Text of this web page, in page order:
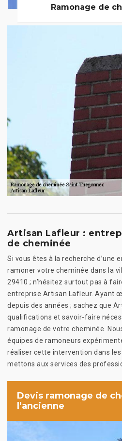
Ramonage de
Artisan Lafleur :
de cheminée
Si vous êtes à la recherche d’une
ramoner votre cheminée dans la
29410 ; n’hésitez surtout pas à
entreprise Artisan Lafleur. Ayant
depuis des années ; sachez que
qualifications et savoir-faire
ramonage de votre cheminée.
équipes de ramoneurs
réaliser cette intervention dans les
mettons aux services des
Devis ramonage de
l’ancienne